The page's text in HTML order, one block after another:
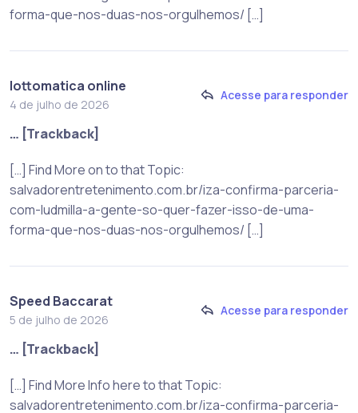
forma-que-nos-duas-nos-orgulhemos/ […]
lottomatica online
4 de julho de 2026
Acesse para responder
… [Trackback]
[…] Find More on to that Topic:
salvadorentretenimento.com.br/iza-confirma-parceria-
com-ludmilla-a-gente-so-quer-fazer-isso-de-uma-
forma-que-nos-duas-nos-orgulhemos/ […]
Speed Baccarat
5 de julho de 2026
Acesse para responder
… [Trackback]
[…] Find More Info here to that Topic:
salvadorentretenimento.com.br/iza-confirma-parceria-